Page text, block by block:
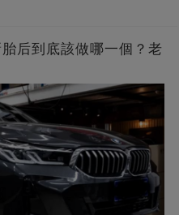
后到底該做哪一個？老